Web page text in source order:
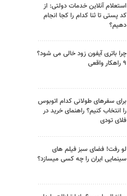
استعلام آنلاین خدمات دولتی: از
کد پستی تا ثنا کدام را کجا انجام
دهیم؟
چرا باتری آیفون زود خالی می شود؟
۹ راهکار واقعی
برای سفرهای طولانی کدام اتوبوس
را انتخاب کنیم؟ راهنمای خرید در
فلای تودی
لو رفت! فضای سبز فیلم های
سینمایی ایران را چه کسی میسازد؟